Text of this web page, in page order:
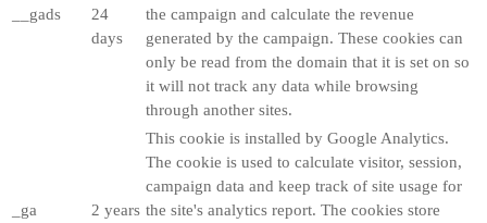
__gads
24
days
the campaign and calculate the revenue
generated by the campaign. These cookies can
only be read from the domain that it is set on so
it will not track any data while browsing
through another sites.
_ga 2 years
This cookie is installed by Google Analytics.
The cookie is used to calculate visitor, session,
campaign data and keep track of site usage for
the site's analytics report. The cookies store